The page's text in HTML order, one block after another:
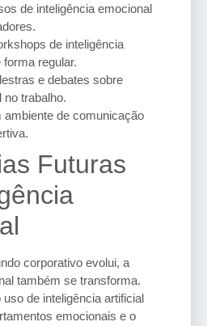
de inteligência emocional
de inteligência
regular.
e debates sobre
no trabalho.
ambiente de comunicação
Futuras
corporativo evolui, a
também se transforma.
de inteligência artificial
emocionais e o